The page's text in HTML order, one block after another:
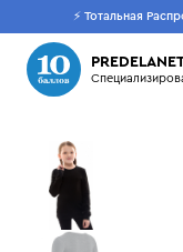
⚡ Тотальная
Пусто
Что будем искать?